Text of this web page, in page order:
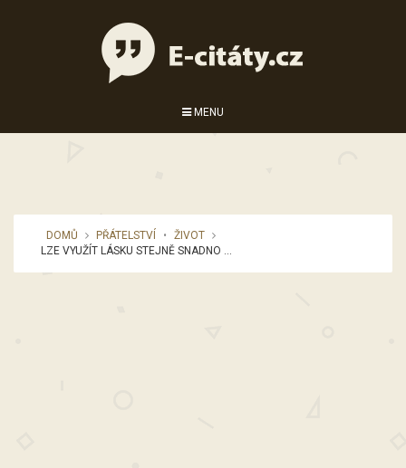
MENU
DOMŮ PŘÁTELSTVÍ •
ŽIVOT
LZE VYUŽÍT LÁSKU STEJNĚ SNADNO ...